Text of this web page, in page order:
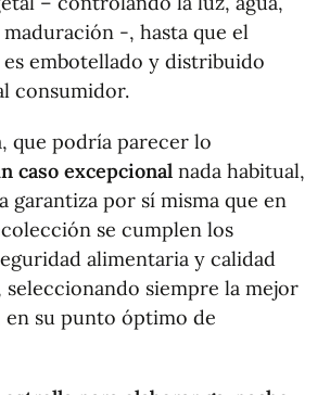
-, hasta que el
embotellado y distribuido
consumidor.
que podría parecer lo
caso excepcional nada habitual,
garantiza por sí misma que en
se cumplen los
alimentaria y calidad
seleccionando siempre la mejor
en su punto óptimo de